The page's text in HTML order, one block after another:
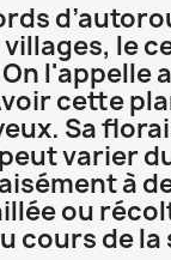
le
l'appelle
cette
Sa
varier
à
ou
cours de la